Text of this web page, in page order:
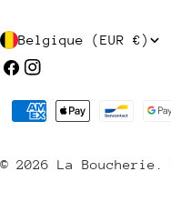
P
a
/
Belgique (EUR €)
Facebook
Instagram
© 2026 La Boucherie
Méthodes
payement